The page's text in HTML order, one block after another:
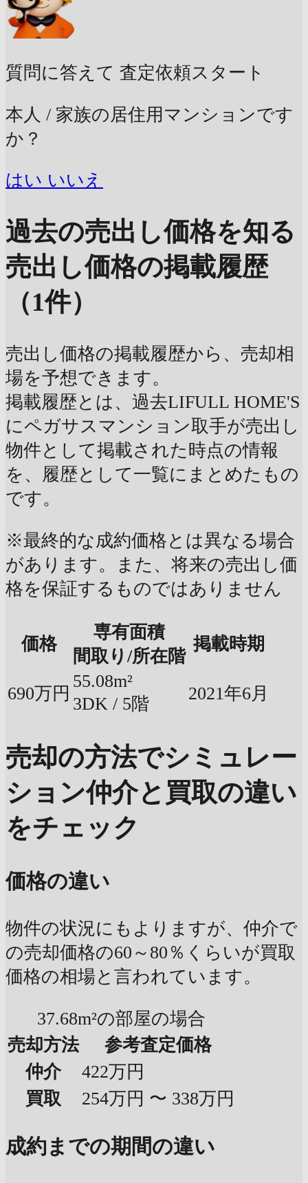
質問に答えて 査定依頼スタート
本人 / 家族の居住用マンションです
か？
はい いいえ
過去の売出し価格を知る
売出し価格の掲載履歴
（1件）
売出し価格の掲載履歴から、売却相
場を予想できます。
掲載履歴とは、過去LIFULL HOME'S
にペガサスマンション取手が売出し
物件として掲載された時点の情報
を、履歴として一覧にまとめたもの
です。
※最終的な成約価格とは異なる場合
があります。また、将来の売出し価
格を保証するものではありません
価格
専有面積
間取り/所在階
掲載時期
690万円
55.08m²
3DK / 5階
2021年6月
売却の方法でシミュレー
ション仲介と買取の違い
をチェック
価格の違い
物件の状況にもよりますが、仲介で
の売却価格の60～80％くらいが買取
価格の相場と言われています。
37.68m²の部屋の場合
売却方法
参考査定価格
仲介
422万円
買取
254万円 〜 338万円
成約までの期間の違い